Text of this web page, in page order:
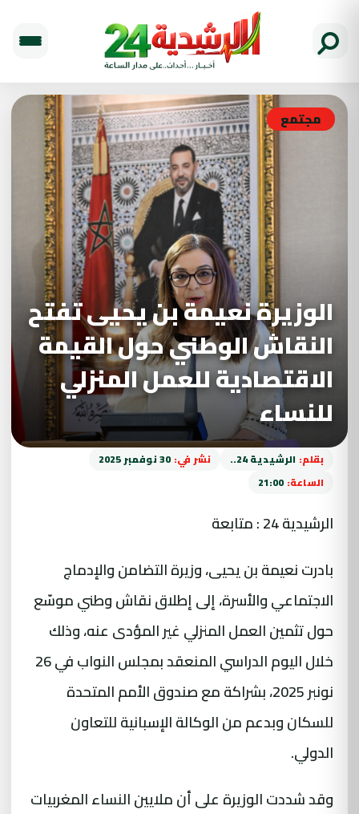
مجتمع
الوزيرة نعيمة بن يحيى تفتح
النقاش الوطني حول القيمة
الاقتصادية للعمل المنزلي
للنساء
بقلم: الرشيدية 24.. نشر في: 30 نوفمبر 2025
الساعة: 21:00
الرشيدية 24 : متابعة
بادرت نعيمة بن يحيى، وزيرة التضامن والإدماج
الاجتماعي والأسرة، إلى إطلاق نقاش وطني موسّع
حول تثمين العمل المنزلي غير المؤدى عنه، وذلك
خلال اليوم الدراسي المنعقد بمجلس النواب في 26
نونبر 2025، بشراكة مع صندوق الأمم المتحدة
للسكان وبدعم من الوكالة الإسبانية للتعاون
الدولي.
وقد شددت الوزيرة على أن ملايين النساء المغربيات